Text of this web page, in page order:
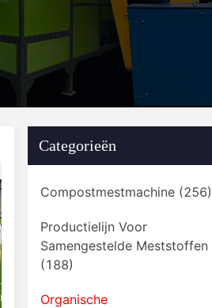
Categorieën
Compostmestmachine (256)
Productielijn Voor
Samengestelde Meststoffen
(188)
Organische